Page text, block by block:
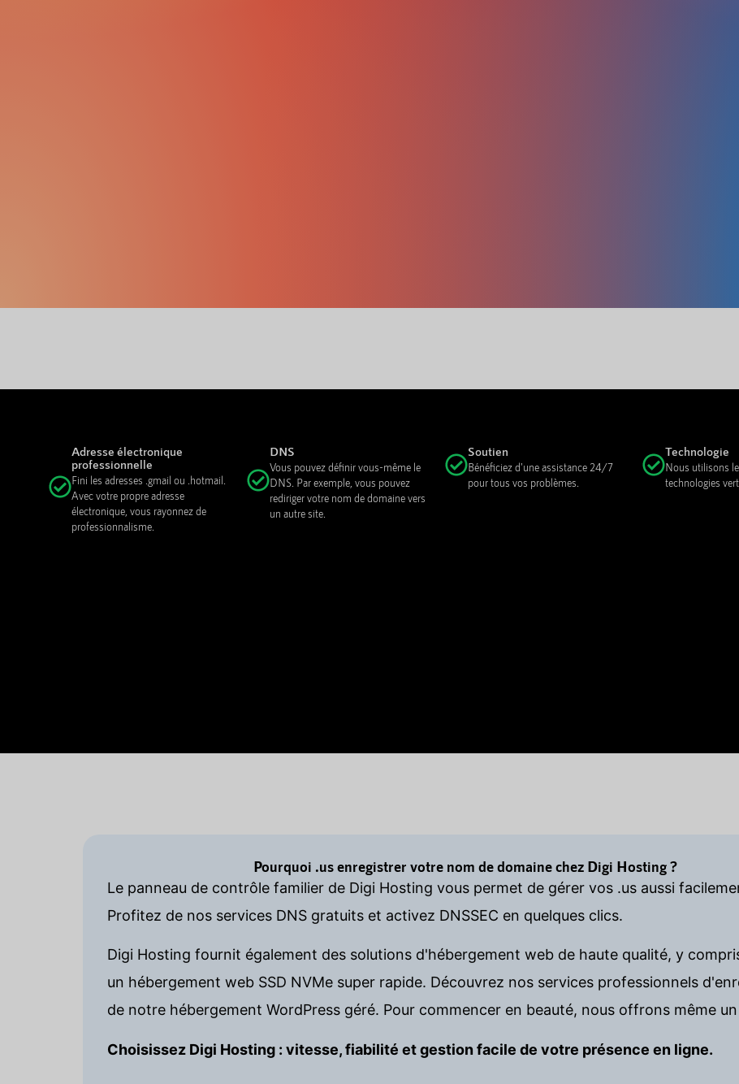
Adresse électronique
professionnelle
Fini les adresses .gmail ou .hotmail.
Avec votre propre adresse
électronique, vous rayonnez de
professionnalisme.
DNS
Vous pouvez définir vous-même le
DNS. Par exemple, vous pouvez
rediriger votre nom de domaine vers
un autre site.
Soutien
Bénéficiez d'une assistance 24/7
pour tous vos problèmes.
Technologie
Nous utilisons
technologies
Pourquoi .us enregistrer votre nom de domaine chez Digi Hosting ?
Le panneau de contrôle familier de Digi Hosting vous permet de gérer vos .us aussi
Profitez de nos services DNS gratuits et activez DNSSEC en quelques clics.
Digi Hosting fournit également des solutions d'hébergement web de haute qualité, y
un hébergement web SSD NVMe super rapide. Découvrez nos services professionnels
de notre hébergement WordPress géré. Pour commencer en beauté, nous offrons même
Choisissez Digi Hosting : vitesse, fiabilité et gestion facile de votre présence en ligne.